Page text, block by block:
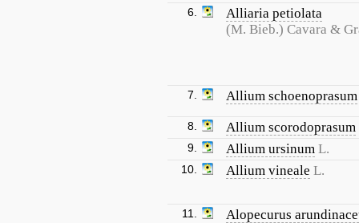
6.
Alliaria petiolata
(M. Bieb.) Cavara &
7. Allium schoenoprasum
8. Allium scorodoprasum
9. Allium ursinum L.
10. Allium vineale L.
11. Alopecurus